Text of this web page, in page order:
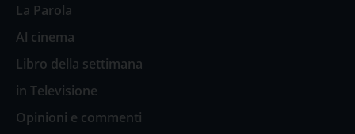
La Parola
Al cinema
Libro della settimana
in Televisione
Opinioni e commenti